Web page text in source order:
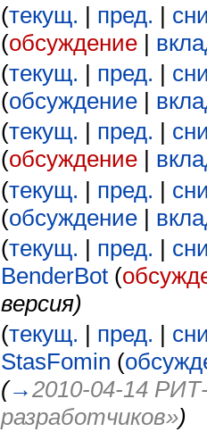
(текущ. | пред. |
(обсуждение|
(текущ. | пред. |
(обсуждение|
(текущ. | пред. |
(обсуждение|
(текущ. | пред. |
(обсуждение|
(текущ. | пред. |
BenderBot (
версия)
(текущ. | пред. |
StasFomin (
(→2010-04-14
разработчиков»)